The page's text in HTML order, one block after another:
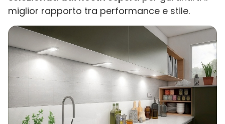
miglior rapporto tra performance e stile.